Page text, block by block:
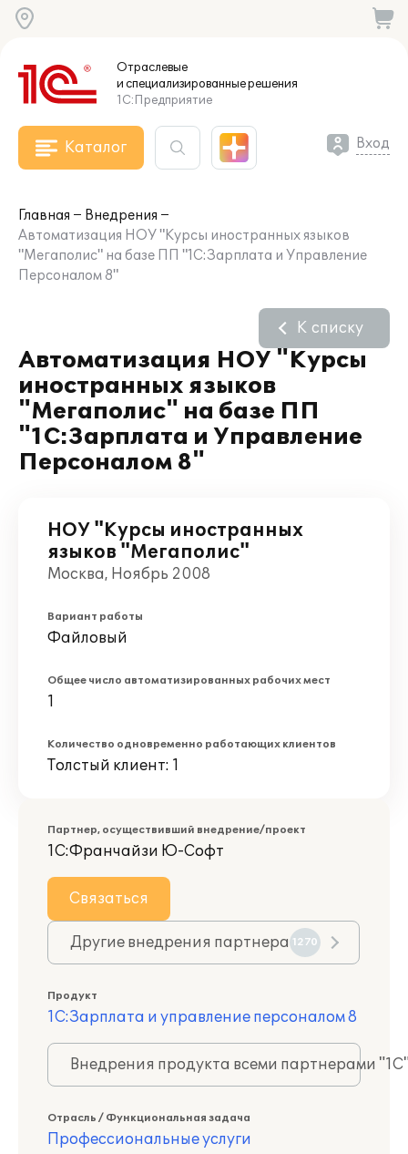
Отраслевые
и специализированныерешения
1С:Предприятие
Каталог Вход
Главная
Внедрения
Автоматизация НОУ "Курсы иностранных языков
"Мегаполис" на базе ПП "1С:Зарплата и Управление
Персоналом 8"
Автоматизация НОУ "Курсы
иностранных языков
"Мегаполис" на базе ПП
"1С:Зарплата и Управление
Персоналом 8"
К списку
НОУ "Курсы иностранных
языков "Мегаполис"
Москва, Ноябрь 2008
Вариант работы
Файловый
Общее число автоматизированных рабочих мест
1
Количество одновременно работающих клиентов
Толстый клиент: 1
Партнер, осуществивший внедрение/проект
1С:Франчайзи Ю-Софт
Связаться
Другие внедрения партнера 1270
Продукт
1С:Зарплата и управление персоналом 8
Внедрения продукта всеми партнерами
Отрасль / Функциональная задача
Профессиональные услуги